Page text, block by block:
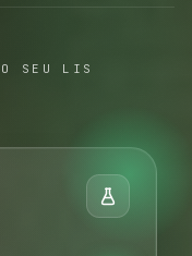
SEU LIS